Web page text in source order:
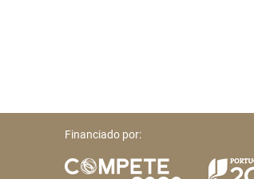
Financiado por: